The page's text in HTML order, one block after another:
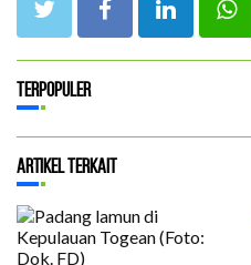
Terpopuler
Artikel Terkait